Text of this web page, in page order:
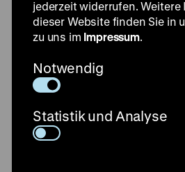
jederzeit widerrufen.
dieser Website finden Sie in
zu uns im Impressum.
Notwendig
Statistik und Analyse